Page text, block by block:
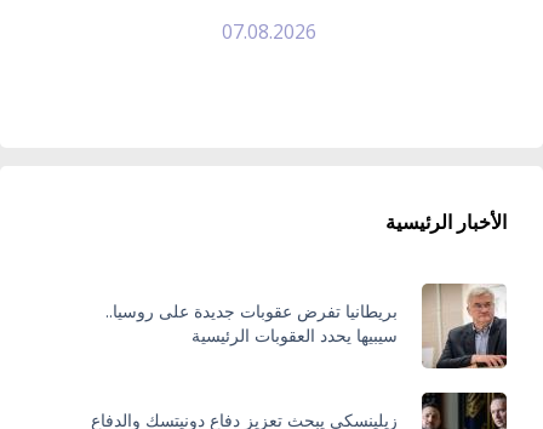
07.08.2026
الأخبار الرئيسية
بريطانيا تفرض عقوبات جديدة على روسيا..
سيبيها يحدد العقوبات الرئيسية
زيلينسكي يبحث تعزيز دفاع دونيتسك والدفاع